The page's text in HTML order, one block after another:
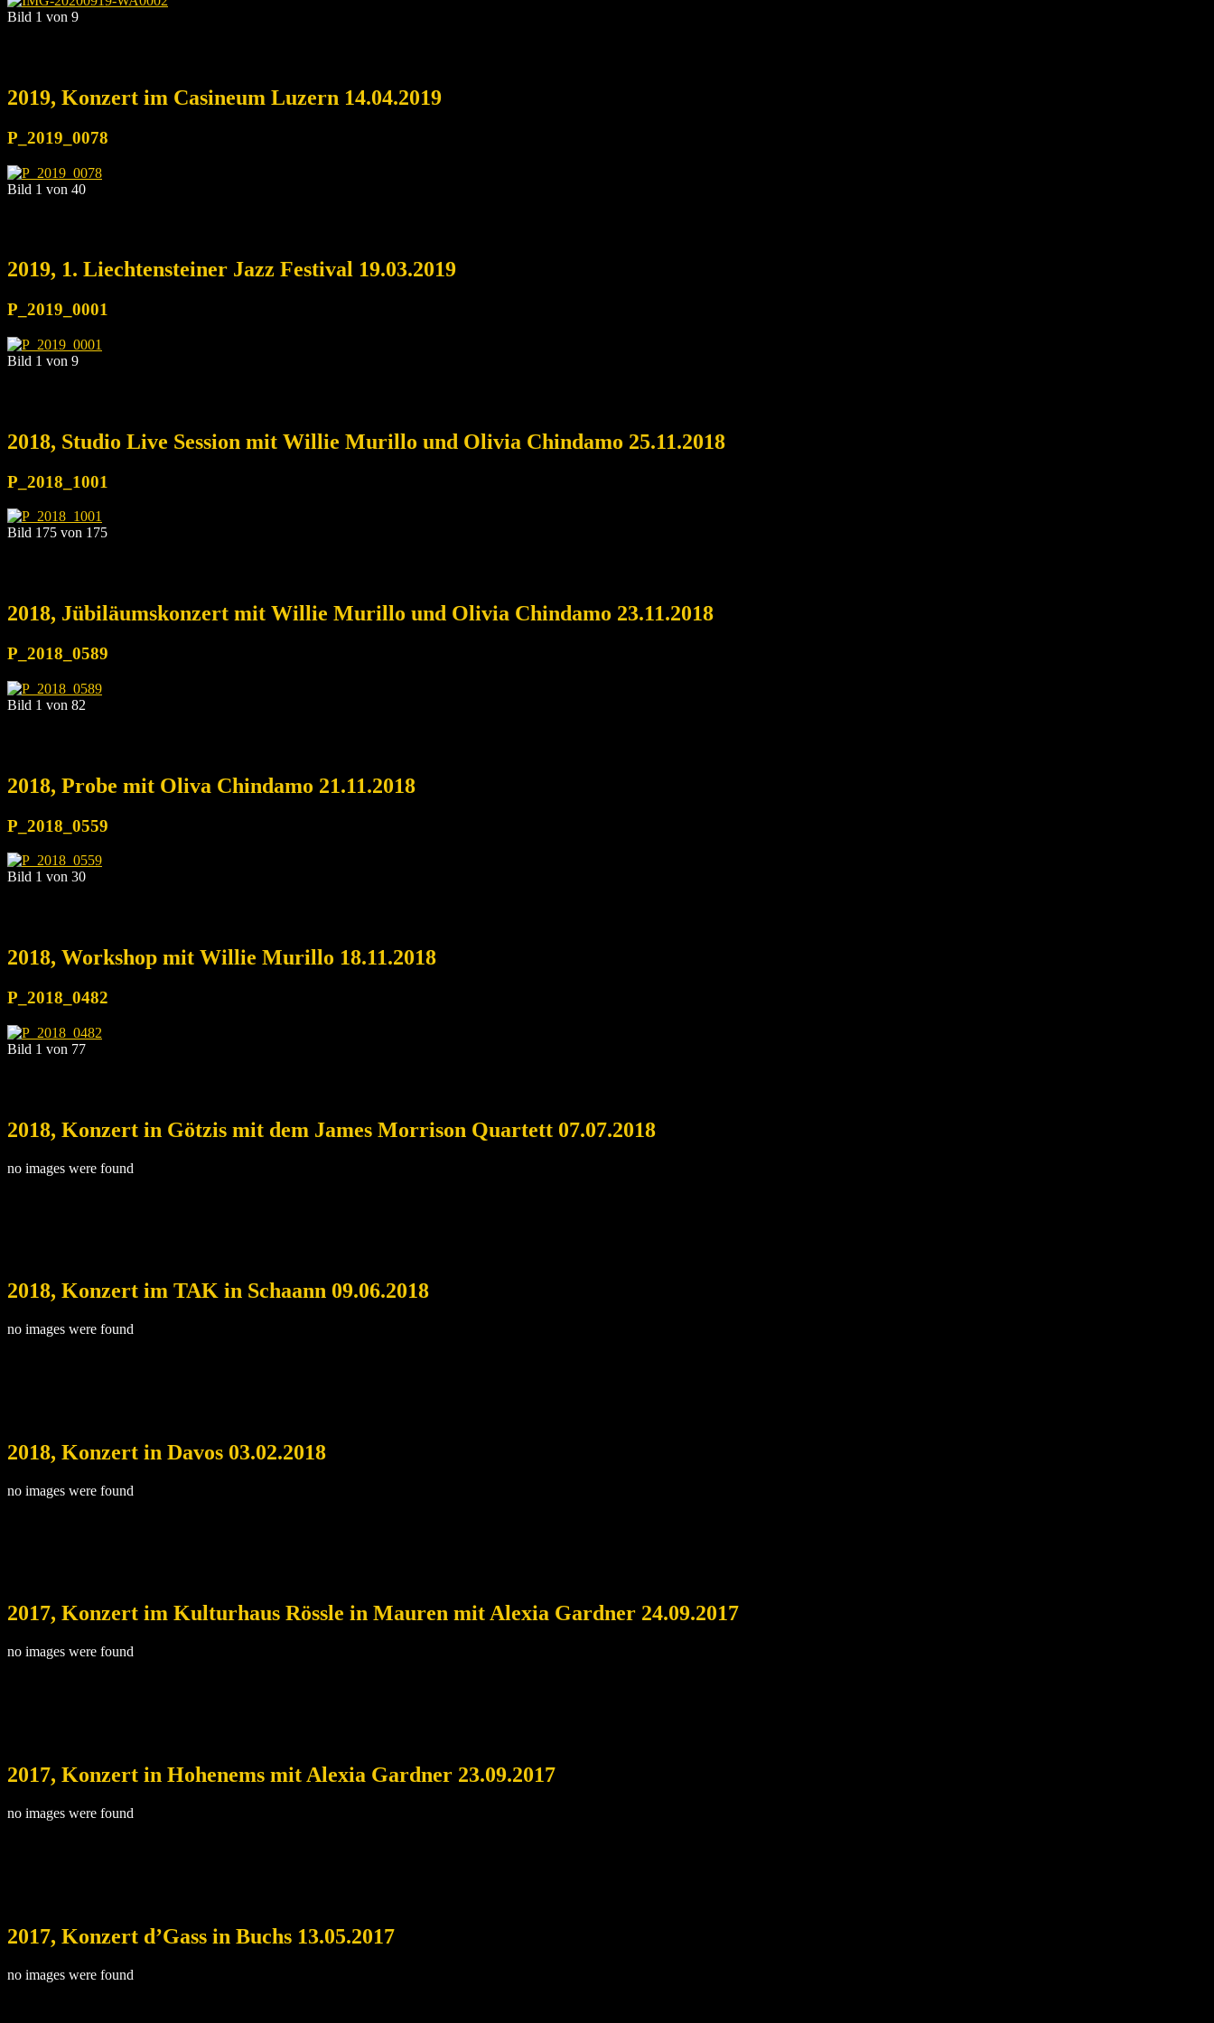
Bild 1 von 9
2019, Konzert im Casineum Luzern 14.04.2019
P_2019_0078
Bild 1 von 40
2019, 1. Liechtensteiner Jazz Festival 19.03.2019
P_2019_0001
Bild 1 von 9
2018, Studio Live Session mit Willie Murillo und Olivia Chindamo 25.11.2018
P_2018_1001
Bild 175 von 175
2018, Jübiläumskonzert mit Willie Murillo und Olivia Chindamo 23.11.2018
P_2018_0589
Bild 1 von 82
2018, Probe mit Oliva Chindamo 21.11.2018
P_2018_0559
Bild 1 von 30
2018, Workshop mit Willie Murillo 18.11.2018
P_2018_0482
Bild 1 von 77
2018, Konzert in Götzis mit dem James Morrison Quartett 07.07.2018
no images were found
2018, Konzert im TAK in Schaann 09.06.2018
no images were found
2018, Konzert in Davos 03.02.2018
no images were found
2017, Konzert im Kulturhaus Rössle in Mauren mit Alexia Gardner 24.09.2017
no images were found
2017, Konzert in Hohenems mit Alexia Gardner 23.09.2017
no images were found
2017, Konzert d’Gass in Buchs 13.05.2017
no images were found